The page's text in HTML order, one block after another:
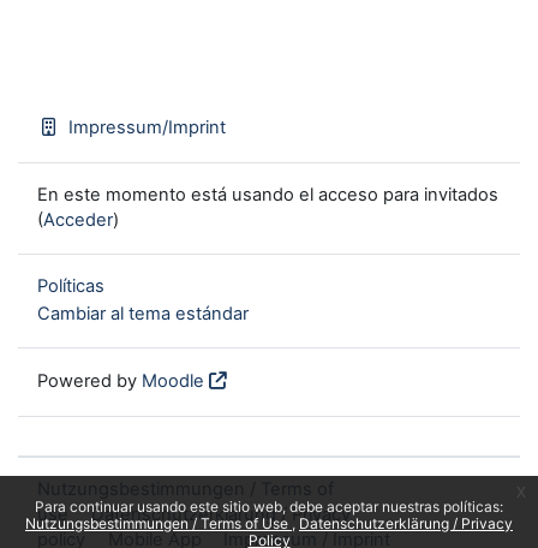
Para continuar usando este sitio web, debe aceptar nuestras políticas:
Nutzungsbestimmungen / Terms of Use
Datenschutzerklärung / Privacy
Policy
Impressum/Imprint
En este momento está usando el acceso para invitados
(Acceder)
Políticas
Cambiar al tema estándar
Powered by Moodle
use
Datenschutzerklärung / Privacy
policy
Mobile App Impressum / Imprint